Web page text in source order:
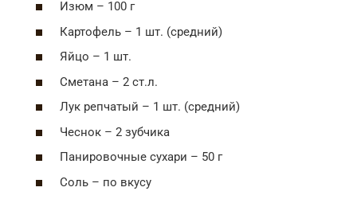
Изюм – 100 г
Картофель – 1 шт. (средний)
Яйцо – 1 шт.
Сметана – 2 ст.л.
Лук репчатый – 1 шт. (средний)
Чеснок – 2 зубчика
Панировочные сухари – 50 г
Соль – по вкусу